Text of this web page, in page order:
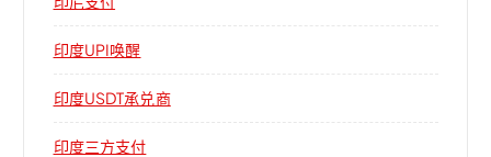
印度UPI唤醒
印度USDT承兑商
印度三方支付